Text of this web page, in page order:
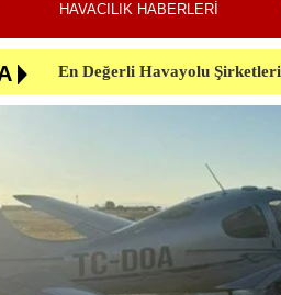
HAVACILIK HABERLERİ
En Değerli Havayolu
Uçuşlar Aksadı, Almanya’da